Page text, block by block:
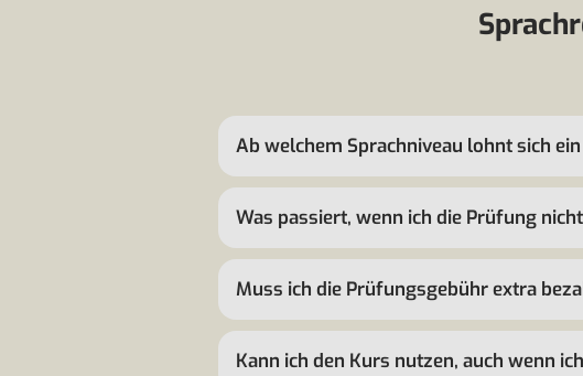
Ab welchem Sprachniveau lohnt sich
Was passiert, wenn ich die Prüfung
Muss ich die Prüfungsgebühr extra
Kann ich den Kurs nutzen, auch wenn